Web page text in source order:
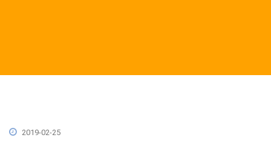
2019-02-25